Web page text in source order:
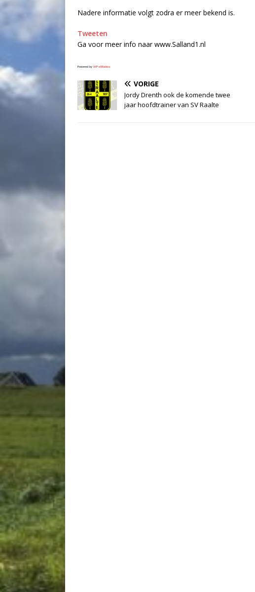
Nadere informatie volgt zodra er meer bekend is.
Tweeten
Ga voor meer info naar www.Salland1.nl
Powered by WPeMatico
VORIGE
Jordy Drenth ook de komende twee
jaar hoofdtrainer van SV Raalte